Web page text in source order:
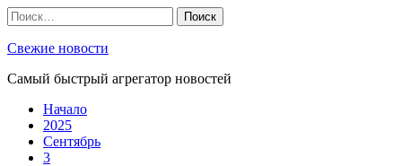
Skip
to
content
Найти:
Свежие новости
Самый быстрый агрегатор новостей
Начало
2025
Сентябрь
3